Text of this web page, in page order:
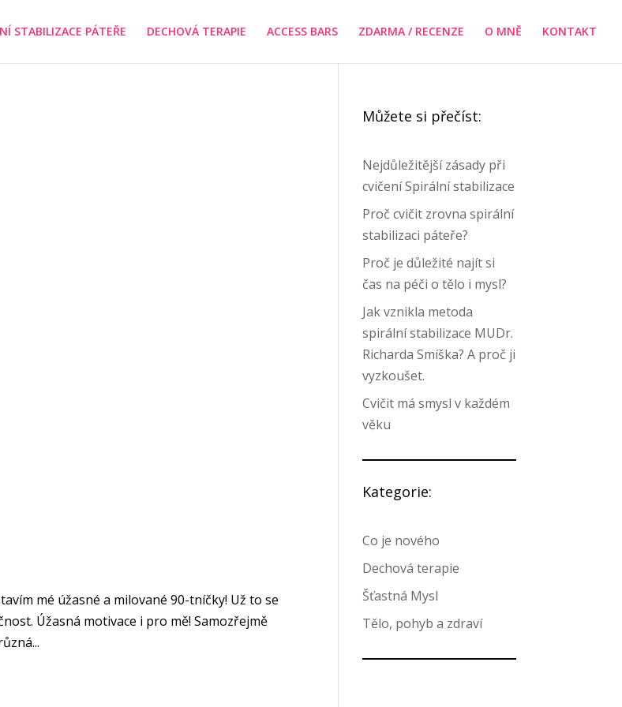
STABILIZACE PÁTEŘE DECHOVÁ TERAPIE ACCESS BARS ZDARMA / RECENZE O MNĚ KONTAKT
mé úžasné a milované 90-tníčky! Už to se
Úžasná motivace i pro mě! Samozřejmě
Můžete si přečíst:
Nejdůležitější zásady při
cvičení Spirální stabilizace
Proč cvičit zrovna spirální
stabilizaci páteře?
Proč je důležité najít si
čas na péči o tělo i mysl?
Jak vznikla metoda
spirální stabilizace MUDr.
Richarda Smíška? A proč ji
vyzkoušet.
Cvičit má smysl v každém
věku
Kategorie:
Co je nového
Dechová terapie
Šťastná Mysl
Tělo, pohyb a zdraví